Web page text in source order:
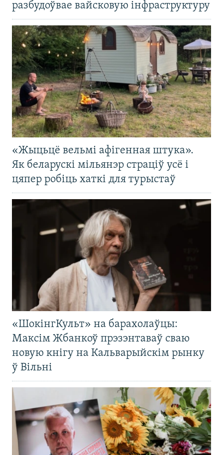
разбудоўвае вайсковую інфраструктуру
«Жыцьцё вельмі афігенная штука».
Як беларускі мільянэр страціў усё і
цяпер робіць хаткі для турыстаў
«ШокінгКульт» на барахолаўцы:
Максім Жбанкоў прэзэнтаваў сваю
новую кнігу на Кальварыйскім рынку
ў Вільні